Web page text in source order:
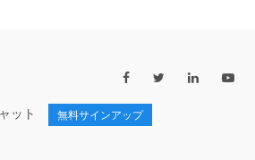
ット 無料サインアップ